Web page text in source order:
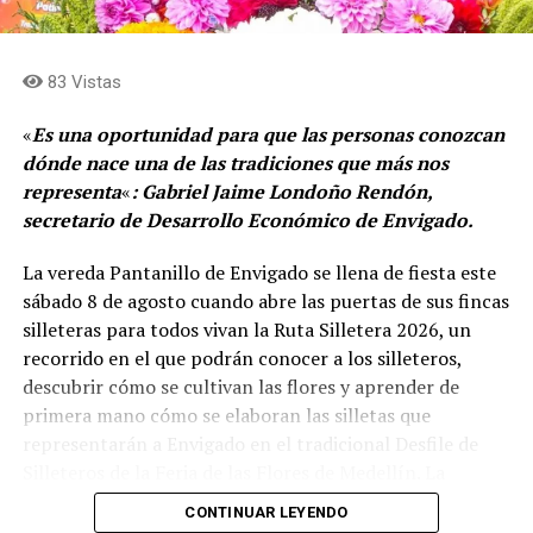
83 Vistas
«Es una oportunidad para que las personas conozcan
dónde nace una de las tradiciones que más nos
representa«: Gabriel Jaime Londoño Rendón,
secretario de Desarrollo Económico de Envigado.
La vereda Pantanillo de Envigado se llena de fiesta este
sábado 8 de agosto cuando abre las puertas de sus fincas
silleteras para todos vivan la Ruta Silletera 2026, un
recorrido en el que podrán conocer a los silleteros,
descubrir cómo se cultivan las flores y aprender de
primera mano cómo se elaboran las silletas que
jornada también ofrecerá gastronomía, música y otras
CONTINUAR LEYENDO